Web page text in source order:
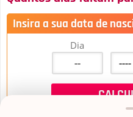
Insira a sua data de
Dia